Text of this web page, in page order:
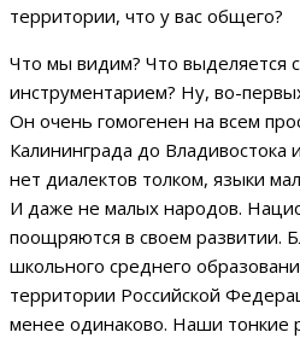
территории, что у вас общего?
Что мы видим? Что выделяется
инструментарием? Ну, во-
Он очень гомогенен на всем
Калининграда до Владивостока
нет диалектов толком, языки
И даже не малых народов.
поощряются в своем развитии.
школьного среднего
территории Российской
менее одинаково. Наши тонкие